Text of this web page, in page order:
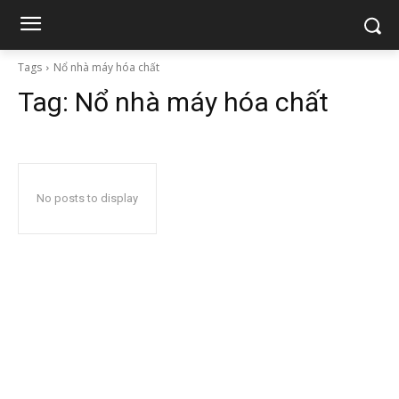
Tags Nổ nhà máy hóa chất
Tag: Nổ nhà máy hóa chất
No posts to display